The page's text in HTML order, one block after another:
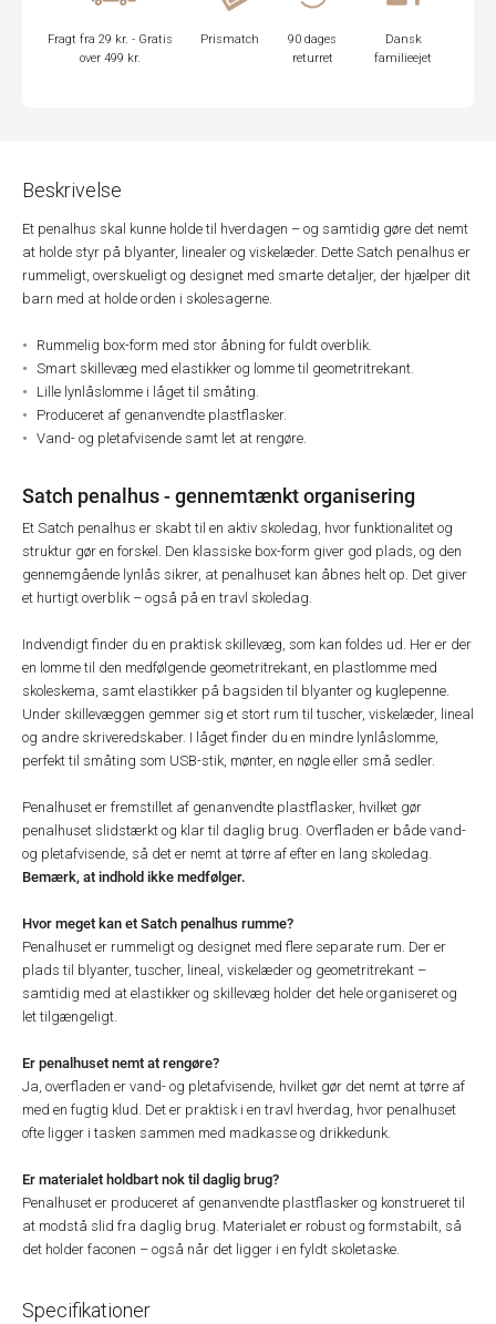
Fragt fra 29 kr. - Gratis
over 499 kr.
Prismatch
90 dages
returret
Dansk
familieejet
Beskrivelse
Et penalhus skal kunne holde til hverdagen – og samtidig gøre det nemt
at holde styr på blyanter, linealer og viskelæder. Dette Satch penalhus er
rummeligt, overskueligt og designet med smarte detaljer, der hjælper dit
barn med at holde orden i skolesagerne.
Rummelig box-form med stor åbning for fuldt overblik.
Smart skillevæg med elastikker og lomme til geometritrekant.
Lille lynlåslomme i låget til småting.
Produceret af genanvendte plastflasker.
Vand- og pletafvisende samt let at rengøre.
Satch penalhus - gennemtænkt organisering
Et Satch penalhus er skabt til en aktiv skoledag, hvor funktionalitet og
struktur gør en forskel. Den klassiske box-form giver god plads, og den
gennemgående lynlås sikrer, at penalhuset kan åbnes helt op. Det giver
et hurtigt overblik – også på en travl skoledag.
Indvendigt finder du en praktisk skillevæg, som kan foldes ud. Her er der
en lomme til den medfølgende geometritrekant, en plastlomme med
skoleskema, samt elastikker på bagsiden til blyanter og kuglepenne.
Under skillevæggen gemmer sig et stort rum til tuscher, viskelæder, lineal
og andre skriveredskaber. I låget finder du en mindre lynlåslomme,
perfekt til småting som USB-stik, mønter, en nøgle eller små sedler.
Penalhuset er fremstillet af genanvendte plastflasker, hvilket gør
penalhuset slidstærkt og klar til daglig brug. Overfladen er både vand-
og pletafvisende, så det er nemt at tørre af efter en lang skoledag.
Bemærk, at indhold ikke medfølger.
Hvor meget kan et Satch penalhus rumme?
Penalhuset er rummeligt og designet med flere separate rum. Der er
plads til blyanter, tuscher, lineal, viskelæder og geometritrekant –
samtidig med at elastikker og skillevæg holder det hele organiseret og
let tilgængeligt.
Er penalhuset nemt at rengøre?
Ja, overfladen er vand- og pletafvisende, hvilket gør det nemt at tørre af
med en fugtig klud. Det er praktisk i en travl hverdag, hvor penalhuset
ofte ligger i tasken sammen med madkasse og drikkedunk.
Er materialet holdbart nok til daglig brug?
Penalhuset er produceret af genanvendte plastflasker og konstrueret til
at modstå slid fra daglig brug. Materialet er robust og formstabilt, så
det holder faconen – også når det ligger i en fyldt skoletaske.
Specifikationer